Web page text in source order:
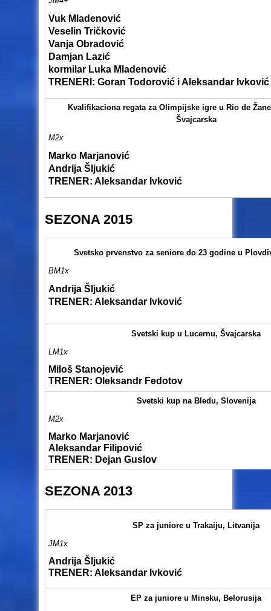
Vuk Mladenović
Veselin Tričković
Vanja Obradović
Damjan Lazić
kormilar Luka Mladenović
TRENERI : Goran Todorović i Aleksandar Ivković
Kvalifikaciona regata za Olimpijske igre u Rio de
Švajcarska
M2x
Marko Marjanović
Andrija Šljukić
TRENER: Aleksandar Ivković
SEZONA 2015
Svetsko prvenstvo za seniore do 23 godine u
BM1x
Andrija Šljukić
TRENER: Aleksandar Ivković
Svetski kup u Lucernu, Švajcarska
LM1x
Miloš Stanojević
TRENER: Oleksandr Fedotov
Svetski kup na Bledu, Slovenija
M2x
Marko Marjanović
Aleksandar Filipović
TRENER: Dejan Guslov
SEZONA 2013
SP za juniore u Trakaiju, Litvanija
JM1x
Andrija Šljukić
TRENER: Aleksandar Ivković
EP za juniore u Minsku, Belorusija